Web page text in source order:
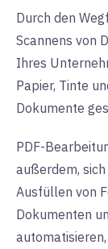
Durch den
Scannens von
Ihres
Papier, Tinte
Dokumente
PDF-
außerdem,
Ausfüllen von
Dokumenten